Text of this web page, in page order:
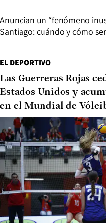
Anuncian un “fenómeno
Santiago: cuándo y cómo
EL DEPORTIVO
Las Guerreras Rojas
Estados Unidos y
en el Mundial de